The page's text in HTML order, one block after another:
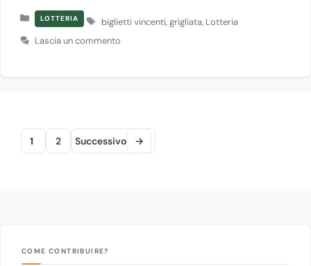
Categorie
LOTTERIA Tag
biglietti vincenti,grigliata, Lotteria
Lascia un commento
Pagina
1 Pagina
2 Successivo →
COME CONTRIBUIRE?